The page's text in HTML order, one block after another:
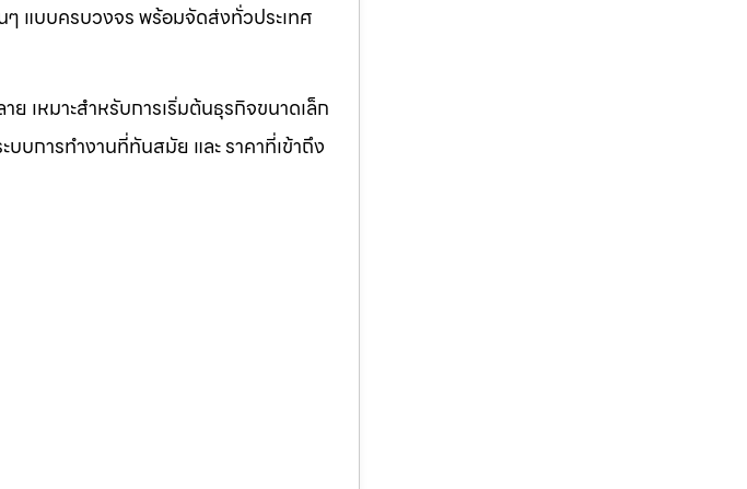
แบบครบวงจร พร้อมจัดส่งทั่วประเทศ
เหมาะสำหรับการเริ่มต้นธุรกิจขนาดเล็ก
บการทำงานที่ทันสมัย และ ราคาที่เข้าถึง